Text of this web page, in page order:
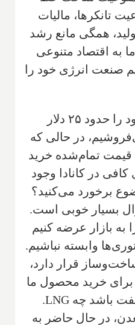
تانکرها، مالیات
همگی مانع رشد
به اقتصاد متنوعی
صنعت انرژی خود را
ما نفت خود را حدود ۲۵ دلار
در حالی که
قیمت تمام‌شده خرید
کافی در کانادا وجود
برخورد می‌کنید؟
بسیار خوبی است.
به بازار عرضه کنیم
وابسته نباشیم.
قرار دارد،
برای خرید محصول ما
وجود داشته باشد، چه نفت باشد چه LNG.
در حال حاضر به